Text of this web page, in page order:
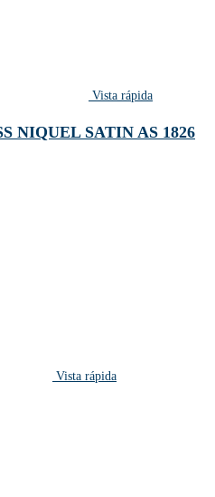
Vista rápida
NIQUEL SATIN AS 1826
Vista rápida